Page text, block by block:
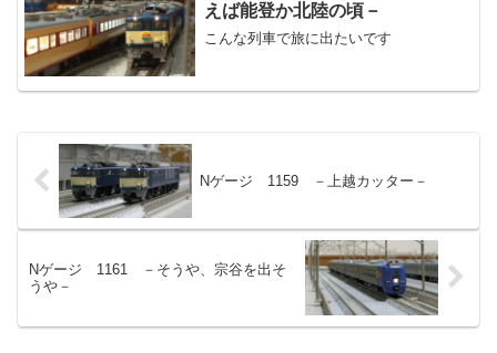
えば能登か北陸の頃－
こんな列車で旅に出たいです
Nゲージ 1159 －上越カッター－
Nゲージ 1161 －そうや、宗谷を出そ
うや－